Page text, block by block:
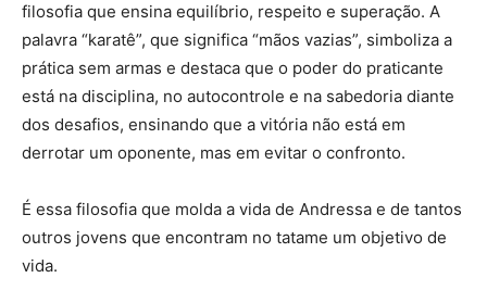
filosofia que ensina equilíbrio, respeito e superação. A
palavra “karatê”, que significa “mãos vazias”, simboliza a
prática sem armas e destaca que o poder do praticante
está na disciplina, no autocontrole e na sabedoria diante
dos desafios, ensinando que a vitória não está em
derrotar um oponente, mas em evitar o confronto.
É essa filosofia que molda a vida de Andressa e de tantos
outros jovens que encontram no tatame um objetivo de
vida.